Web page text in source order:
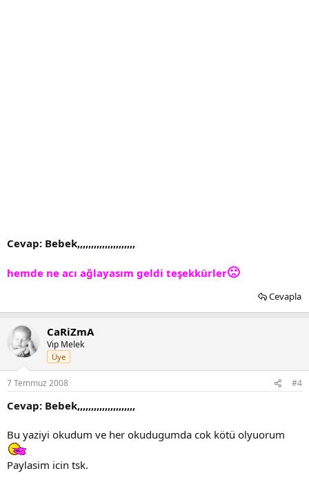
Cevap: Bebek,,,,,,,,,,,,,,,,,,,,,
hemde ne acı ağlayasım geldi teşekkürler🙁
Cevapla
CaRiZmA
Vip Melek
Üye
7 Temmuz 2008 #4
Cevap: Bebek,,,,,,,,,,,,,,,,,,,,,
Bu yaziyi okudum ve her okudugumda cok kötü olyuorum
Paylasim icin tsk.